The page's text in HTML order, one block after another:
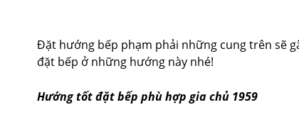
Đặt hướng bếp phạm phải những cung trên sẽ
đặt bếp ở những hướng này nhé!
Hướng tốt đặt bếp phù hợp gia chủ 1959